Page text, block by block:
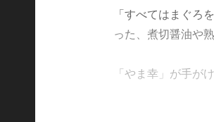
「すべてはまぐろ
った、煮切醤油や
「やま幸」が手が